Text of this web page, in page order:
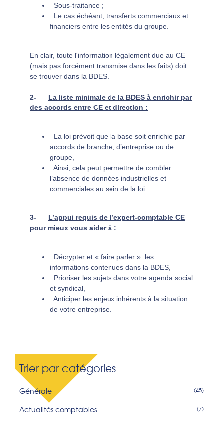
Sous-traitance ;
Le cas échéant, transferts commerciaux et
financiers entre les entités du groupe.
En clair, toute l'information légalement due au CE
(mais pas forcément transmise dans les faits) doit
se trouver dans la BDES.
2- La liste minimale de la BDES à enrichir par
des accords entre CE et direction :
La loi prévoit que la base soit enrichie par
accords de branche, d’entreprise ou de
groupe,
Ainsi, cela peut permettre de combler
l’absence de données industrielles et
commerciales au sein de la loi.
3- L’appui requis de l’expert-comptable CE
pour mieux vous aider à :
Décrypter et « faire parler » les
informations contenues dans la BDES,
Prioriser les sujets dans votre agenda social
et syndical,
Anticiper les enjeux inhérents à la situation
de votre entreprise.
Trier par catégories
Générale (45)
Actualités comptables (7)